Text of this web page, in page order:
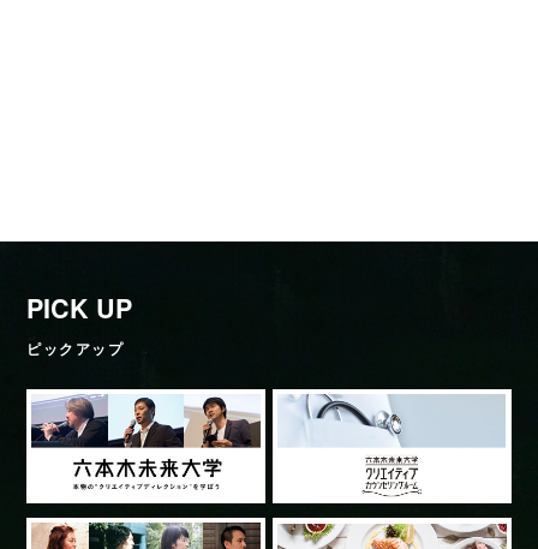
PICK UP
ピックアップ